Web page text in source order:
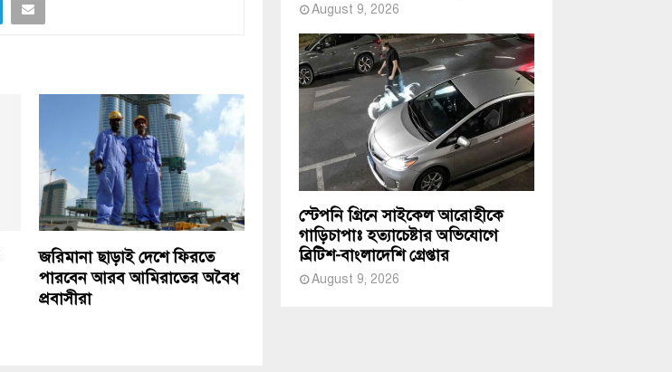
জরিমানা ছাড়াই দেশে ফিরতে
পারবেন আরব আমিরাতের অবৈধ
প্রবাসীরা
August 9, 2026
স্টেপনি গ্রিনে সাইকেল আরোহীকে
গাড়িচাপাঃ হত্যাচেষ্টার অভিযোগে
ব্রিটিশ-বাংলাদেশি গ্রেপ্তার
August 9, 2026